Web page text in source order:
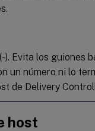
Evita los guiones
un número ni lo
de Delivery
host